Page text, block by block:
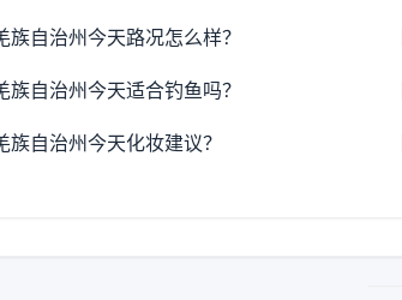
族自治州今天路况怎么样？
族自治州今天适合钓鱼吗？
族自治州今天化妆建议？